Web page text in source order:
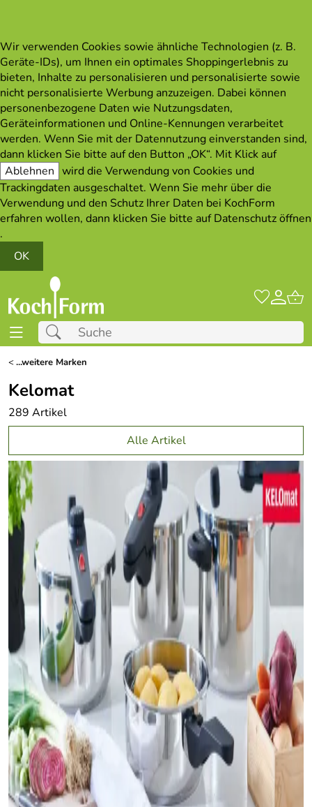
Wir verwenden Cookies sowie ähnliche Technologien (z. B.
Geräte-IDs), um Ihnen ein optimales Shoppingerlebnis zu
bieten, Inhalte zu personalisieren und personalisierte sowie
nicht personalisierte Werbung anzuzeigen. Dabei können
personenbezogene Daten wie Nutzungsdaten,
Geräteinformationen und Online-Kennungen verarbeitet
werden. Wenn Sie mit der Datennutzung einverstanden sind,
dann klicken Sie bitte auf den Button „OK“. Mit Klick auf
Ablehnen wird die Verwendung von Cookies und
Trackingdaten ausgeschaltet. Wenn Sie mehr über die
Verwendung und den Schutz Ihrer Daten bei KochForm
erfahren wollen, dann klicken Sie bitte aufDatenschutz öffnen
.
OK
<...weitere Marken
Kelomat
289 Artikel
Alle Artikel